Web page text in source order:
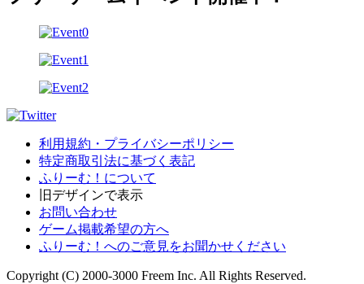
利用規約・プライバシーポリシー
特定商取引法に基づく表記
ふりーむ！について
旧デザインで表示
お問い合わせ
ゲーム掲載希望の方へ
ふりーむ！へのご意見をお聞かせください
Copyright (C) 2000-3000 Freem Inc. All Rights Reserved.